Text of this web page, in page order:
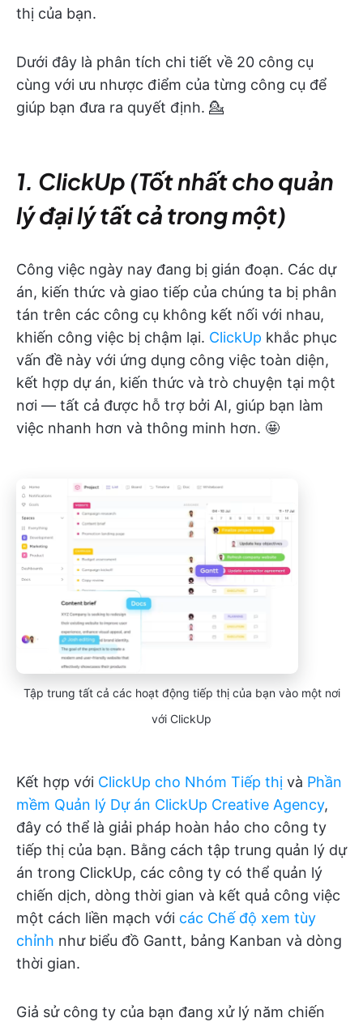
thị của bạn.
Dưới đây là phân tích chi tiết về 20 công cụ
cùng với ưu nhược điểm của từng công cụ để
giúp bạn đưa ra quyết định. 💁
1. ClickUp (Tốt nhất cho quản
lý đại lý tất cả trong một)
Công việc ngày nay đang bị gián đoạn. Các dự
án, kiến thức và giao tiếp của chúng ta bị phân
tán trên các công cụ không kết nối với nhau,
khiến công việc bị chậm lại. ClickUp khắc phục
vấn đề này với ứng dụng công việc toàn diện,
kết hợp dự án, kiến thức và trò chuyện tại một
nơi — tất cả được hỗ trợ bởi AI, giúp bạn làm
việc nhanh hơn và thông minh hơn. 🤩
Tập trung tất cả các hoạt động tiếp thị của bạn vào một nơi
với ClickUp
Kết hợp với ClickUp cho Nhóm Tiếp thị và Phần
mềm Quản lý Dự án ClickUp Creative Agency,
đây có thể là giải pháp hoàn hảo cho công ty
tiếp thị của bạn. Bằng cách tập trung quản lý dự
án trong ClickUp, các công ty có thể quản lý
chiến dịch, dòng thời gian và kết quả công việc
một cách liền mạch với các Chế độ xem tùy
chỉnh như biểu đồ Gantt, bảng Kanban và dòng
thời gian.
Giả sử công ty của bạn đang xử lý năm chiến